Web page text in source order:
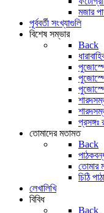
মজার
পূর্ববর্তী সংখ্যাগুলি
বিশেষ সম্ভার
Back
প্রসঙ্গঃ
তোমাদের মতামত
Back
তোমার
চিঠি
লেখালিখি
বিবিধ
Back